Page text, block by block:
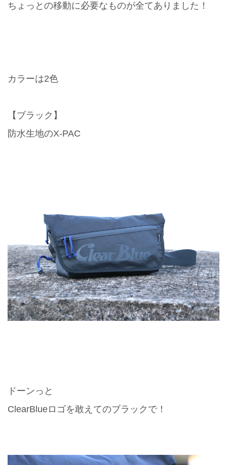
ちょっとの移動に必要なものが全てありました！
カラーは2色
【ブラック】
防水生地のX-PAC
ドーンっと
ClearBlueロゴを敢えてのブラックで！